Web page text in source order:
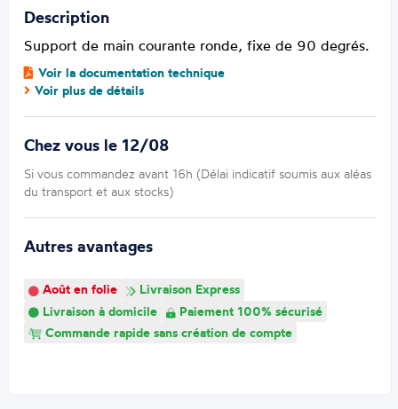
Description
Support de main courante ronde, fixe de 90 degrés.
Voir la documentation technique
Voir plus de détails
Chez vous le 12/08
Si vous commandez avant 16h (Délai indicatif soumis aux aléas
du transport et aux stocks)
Autres avantages
Août en folie
Livraison Express
Livraison à domicile
Paiement 100% sécurisé
Commande rapide sans création de compte